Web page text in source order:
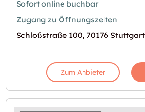
Sofort online buchbar
Zugang zu Öffnungszeiten
Schloßstraße 100, 70176 Stuttgart
Zum Anbieter